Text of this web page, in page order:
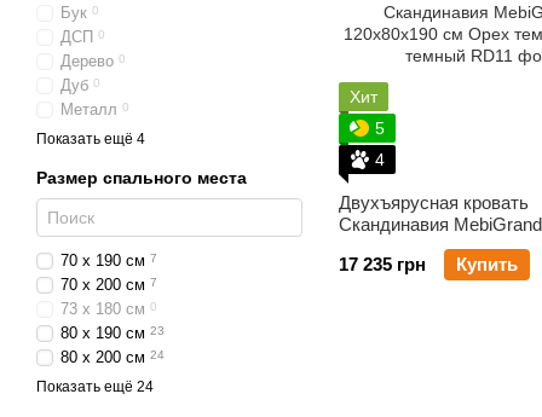
Хит
5
4
Двухъярусная кровать
Скандинавия MebiGrand
120х80х190 см Орех
17 235 грн
Купить
Бук 0
ДСП 0
Дерево 0
Дуб 0
Металл 0
Натуральное дерево
Сосна 49
0
Показать ещё 4
Размер спального места
70 х 190 см 7
70 х 200 см 7
73 х 180 см 0
80 х 190 см 23
80 х 200 см 24
84 х 195 см 0
Показать ещё 24